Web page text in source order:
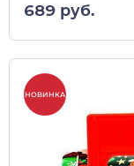
689 руб.
НОВИНКА